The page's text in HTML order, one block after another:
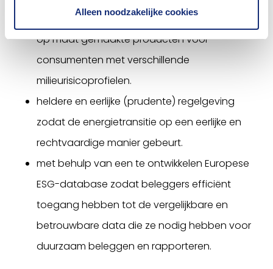
Alleen noodzakelijke cookies
klimaatverandering op de lange termijn, met
op maat gemaakte producten voor
consumenten met verschillende
milieurisicoprofielen.
heldere en eerlijke (prudente) regelgeving
zodat de energietransitie op een eerlijke en
rechtvaardige manier gebeurt.
met behulp van een te ontwikkelen Europese
ESG-database zodat beleggers efficiënt
toegang hebben tot de vergelijkbare en
betrouwbare data die ze nodig hebben voor
duurzaam beleggen en rapporteren.